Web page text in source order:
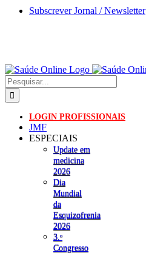
Skip
Subscrever Jornal / Newsletter
Pesquisar
LOGIN PROFISSIONAIS
JMF
ESPECIAIS
Update em
medicina
2026
Dia
Mundial
da
Esquizofrenia
2026
3.ᵒ
Congresso